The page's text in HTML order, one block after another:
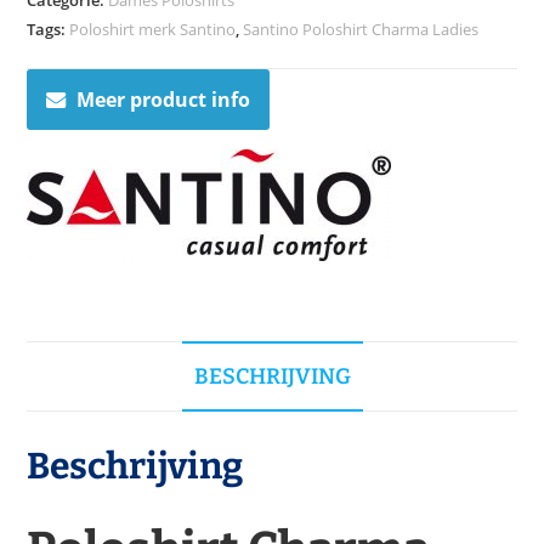
Tags: Poloshirt merk Santino, Santino Poloshirt Charma Ladies
Meer product info
BESCHRIJVING
Beschrijving